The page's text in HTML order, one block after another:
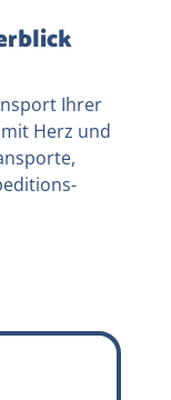
Ihrer
Herz und